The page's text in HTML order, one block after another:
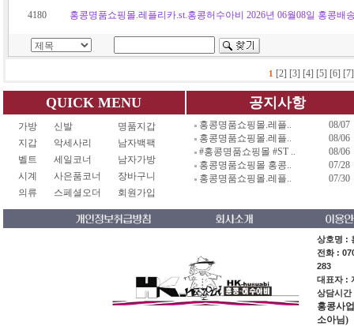
4180 홍콩명품쇼핑몰.레플리카.st.홍콩허수아비 2026년 06월08일 홍콩배
1 [2] [3] [4] [5] [6] [7]
QUICK MENU
가방 신발
명품지갑
지갑
악세사리
남자백팩
벨트
세일코너
남자가방
시계
사은품코너
장바구니
의류
스페셜오더 회원가입
공지사항
홍콩명품쇼핑몰.레플..
08/07
홍콩명품쇼핑몰.레플..
08/06
#홍콩명품쇼핑몰 #ST ..
08/06
홍콩명품쇼핑몰 홍콩..
07/28
홍콩명품쇼핑몰.레플..
07/30
상호명 :
전화 :
283
대표자 :
상담시
홍콩사
소아님)